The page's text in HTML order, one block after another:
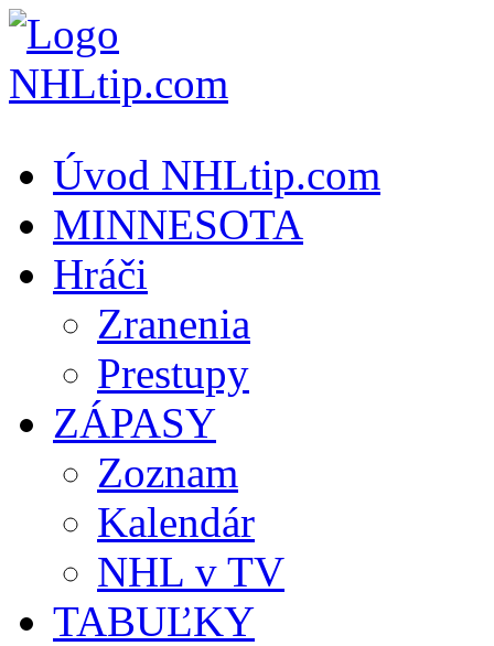
Úvod NHLtip.com
MINNESOTA
Hráči
Zranenia
Prestupy
ZÁPASY
Zoznam
Kalendár
NHL v TV
TABUĽKY